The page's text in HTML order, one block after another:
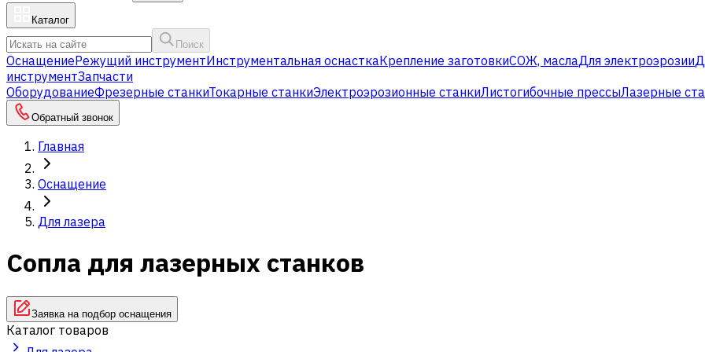
Каталог
Поиск
ОснащениеРежущий инструментИнструментальная оснасткаКрепление заготовкиСОЖ, маслаДля электроэрозии
инструментЗапчасти
ОборудованиеФрезерные станкиТокарные станкиЭлектроэрозионные станкиЛистогибочные прессыЛазерные
Обратный звонок
Главная
Оснащение
Для лазера
Сопла для лазерных станков
Заявка на подбор оснащения
Каталог товаров